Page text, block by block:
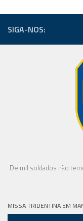
SIGA-NOS:
De mil soldados não
MISSA TRIDENTINA EM